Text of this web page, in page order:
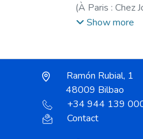
(À Paris : Chez
Giacomo
Show more
Ramón Rubial, 1
48009 Bilbao
+34 944 139
Contact